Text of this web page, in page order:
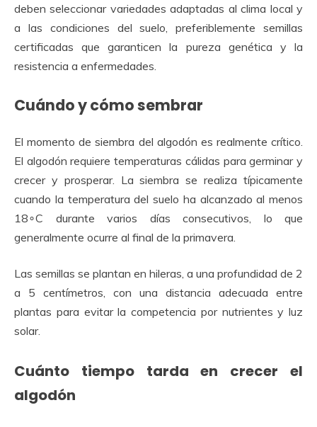
deben seleccionar variedades adaptadas al clima local y
a las condiciones del suelo, preferiblemente semillas
certificadas que garanticen la pureza genética y la
resistencia a enfermedades.
Cuándo y cómo sembrar
Elmomento de siembra del algodón es realmente crítico.
El algodón requiere temperaturas cálidas para germinar y
crecer y prosperar. La siembra se realiza típicamente
cuando la temperatura del suelo ha alcanzado al menos
18∘C durante varios días consecutivos, lo que
generalmente ocurre al final de la primavera.
Las semillas se plantan en hileras, a una profundidad de 2
a 5 centímetros, con una distancia adecuada entre
plantas para evitar la competencia por nutrientes y luz
solar.
Cuánto tiempo tarda en crecer el
algodón